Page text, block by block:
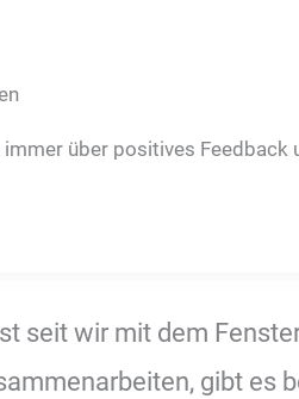
immer über positives Feedback
seit wir mit dem
gibt es